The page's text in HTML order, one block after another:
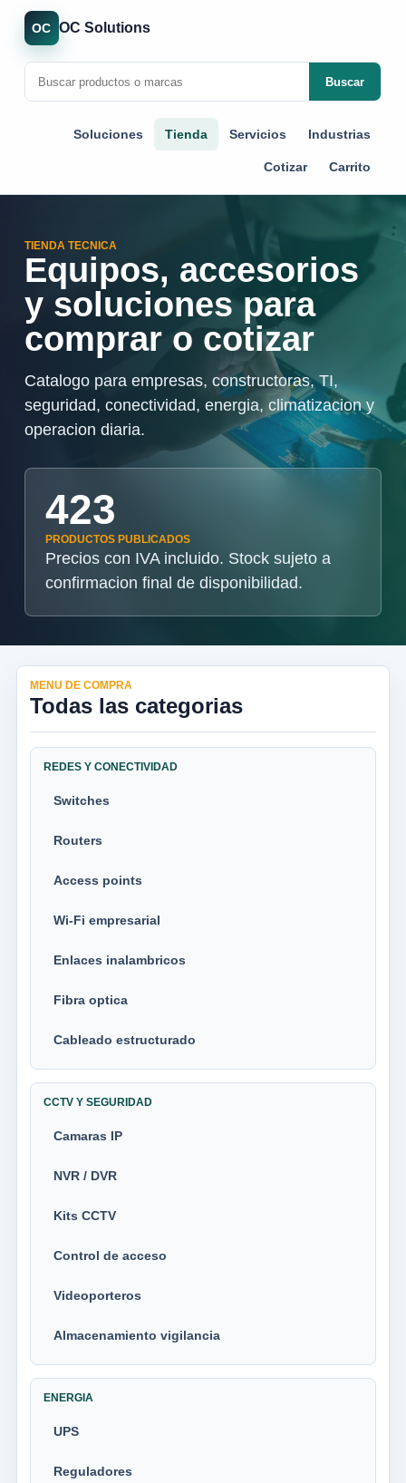
OC OC Solutions
Buscar
Soluciones Tienda Servicios Industrias
Cotizar Carrito
TIENDA TECNICA
Equipos, accesorios
y soluciones para
comprar o cotizar
Catalogo para empresas, constructoras, TI,
seguridad, conectividad, energia, climatizacion y
operacion diaria.
423
PRODUCTOS PUBLICADOS
Precios con IVA incluido. Stock sujeto a
confirmacion final de disponibilidad.
MENU DE COMPRA
Todas las categorias
REDES Y CONECTIVIDAD
Switches
Routers
Access points
Wi-Fi empresarial
Enlaces inalambricos
Fibra optica
Cableado estructurado
CCTV Y SEGURIDAD
Camaras IP
NVR / DVR
Kits CCTV
Control de acceso
Videoporteros
Almacenamiento vigilancia
ENERGIA
UPS
Reguladores